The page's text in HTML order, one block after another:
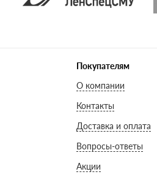
Покупателям
О компании
Контакты
Доставка и оплата
Вопросы-ответы
Акции